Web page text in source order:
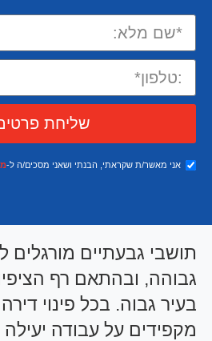
אני מאשר/ת שקראתי, הבנתי ושאני מסכים/ה ל-
שליחת
תושבי גבעתיים מורגלים
גבוהה, ובהתאם רף
בעיר גבוה. בכל פינוי
מקפידים על עבודה יעילה